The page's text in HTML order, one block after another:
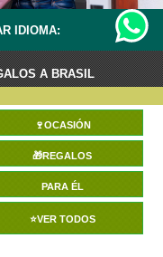
IDIOMA:
A BRASIL
🍷OCASIÓN
🎁REGALOS
PARA ÉL
⭐VER TODOS